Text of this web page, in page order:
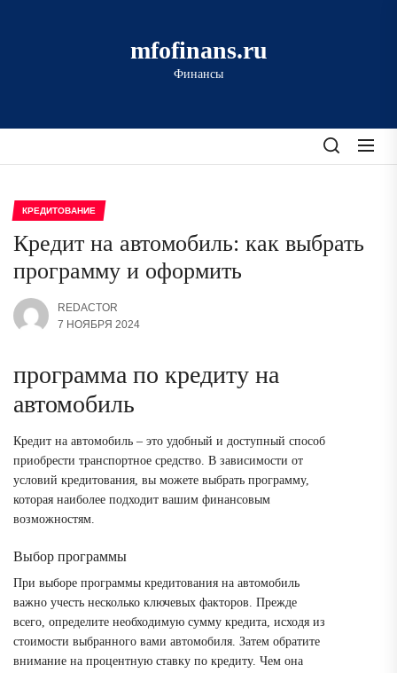
mfofinans.ru
Финансы
КРЕДИТОВАНИЕ
Кредит на автомобиль: как выбрать
программу и оформить
REDACTOR
7 НОЯБРЯ 2024
программа по кредиту на
автомобиль
Кредит на автомобиль – это удобный и доступный способ
приобрести транспортное средство. В зависимости от
условий кредитования, вы можете выбрать программу,
которая наиболее подходит вашим финансовым
возможностям.
Выбор программы
При выборе программы кредитования на автомобиль
важно учесть несколько ключевых факторов. Прежде
всего, определите необходимую сумму кредита, исходя из
стоимости выбранного вами автомобиля. Затем обратите
внимание на процентную ставку по кредиту. Чем она